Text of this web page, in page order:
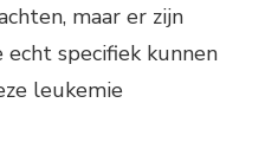
maar er zijn
specifiek kunnen
leukemie